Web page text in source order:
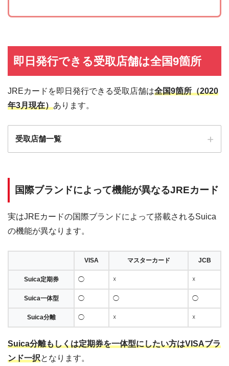
即日発行できる受取店舗は全国9箇所
JREカードを即日発行できる受取店舗は全国9箇所（2020
年3月現在）あります。
受取店舗一覧
エスパル 仙台 Suica付きJREカード 10:00〜23:00
エスパル 福島 Suica付きJREカード
エスパル 郡山 Suica付きJREカード 10:00〜20:00
エスパル 山形 Suica付きJREカード 10:00〜20:00
フェザン 盛岡 Suica・定期券なしJREカード 10:00〜20:30
国際ブランドによって機能が異なるJREカード
実はJREカードの国際ブランドによって搭載されるSuica
の機能が異なります。
VISA マスターカード JCB
Suica定期券 ◯ ☓ ☓
Suica一体型 ◯ ◯ ◯
Suica分離 ◯ ☓ ☓
Suica分離もしくは定期券を一体型にしたい方はVISAブラ
ンド一択となります。